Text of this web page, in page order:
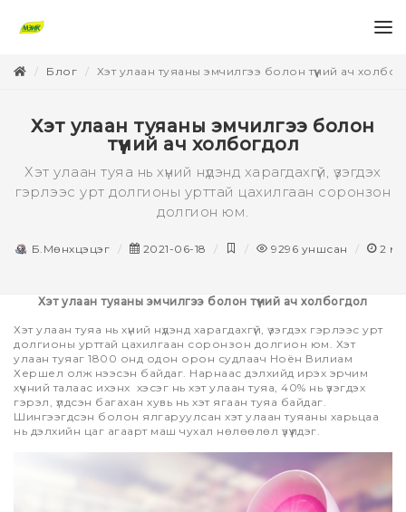
Блог Хэт улаан туяаны эмчилгээ болон түүний ач
Хэт улаан туяаны эмчилгээ болон
түүний ач холбогдол
Хэт улаан туяа нь хүний нүдэнд харагдахгүй, үзэгдэх
гэрлээс урт долгионы урттай цахилгаан соронзон
долгион юм.
Б.Мөнхцэцэг 2021-06-18 9296 уншсан 2
Хэт улаан туяаны эмчилгээ болон түүний ач холбогдол
Хэт улаан туяа нь хүний нүдэнд харагдахгүй, үзэгдэх гэрлээс урт
долгионы урттай цахилгаан соронзон долгион юм. Хэт
улаан туяаг 1800 онд одон орон судлаач Ноён Вилиам
Хершел олж нээсэн байдаг. Нарнаас дэлхийд ирэх эрчим
хүчний талаас ихэнх хэсэг нь хэт улаан туяа, 40% нь үзэгдэх
гэрэл, үлдсэн багахан хувь нь хэт ягаан туяа байдаг.
Шингээгдсэн болон ялгаруулсан хэт улаан туяаны харьцаа
нь дэлхийн цаг агаарт маш чухал нөлөөлөл үзүүлдэг.